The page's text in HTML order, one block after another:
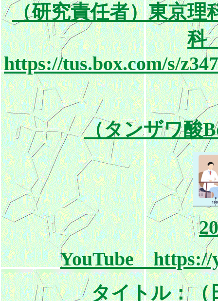
（研究責任者）東京理
科
https://tus.box.com/s/
（タンザワ酸
YouTube https://
タイトル：（